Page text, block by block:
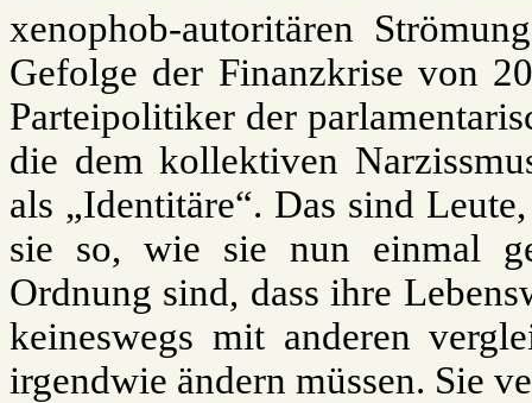
xenophob-autoritären
Gefolge der Finanzkrise von
Parteipolitiker der
die dem kollektiven
als „Identitäre“. Das sind
sie so, wie sie nun einmal
Ordnung sind, dass ihre
keineswegs mit anderen
irgendwie ändern müssen. Sie